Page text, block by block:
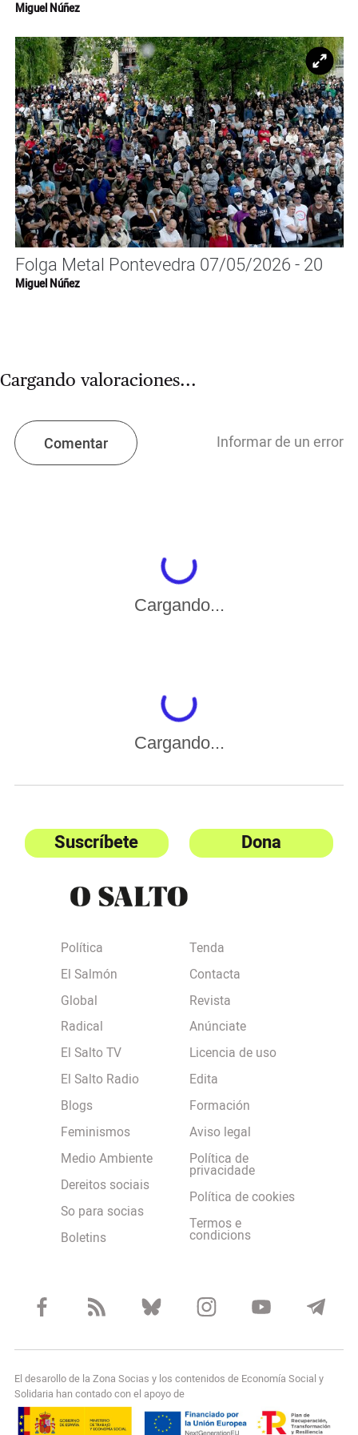
Miguel Núñez
Folga Metal Pontevedra 07/05/2026 - 20
Miguel Núñez
Cargando valoraciones...
Comentar Informar de un error
Cargando...
Cargando...
Suscríbete Dona
Política
El Salmón
Global
Radical
El Salto TV
El Salto Radio
Blogs
Feminismos
Medio Ambiente
Dereitos sociais
So para socias
Boletins
Tenda
Contacta
Revista
Anúnciate
Licencia de uso
Edita
Formación
Aviso legal
Política de
privacidade
Política de cookies
Termos e
condicions
El desarollo de la Zona Socias y los contenidos de Economía Social y
Solidaria han contado con el apoyo de